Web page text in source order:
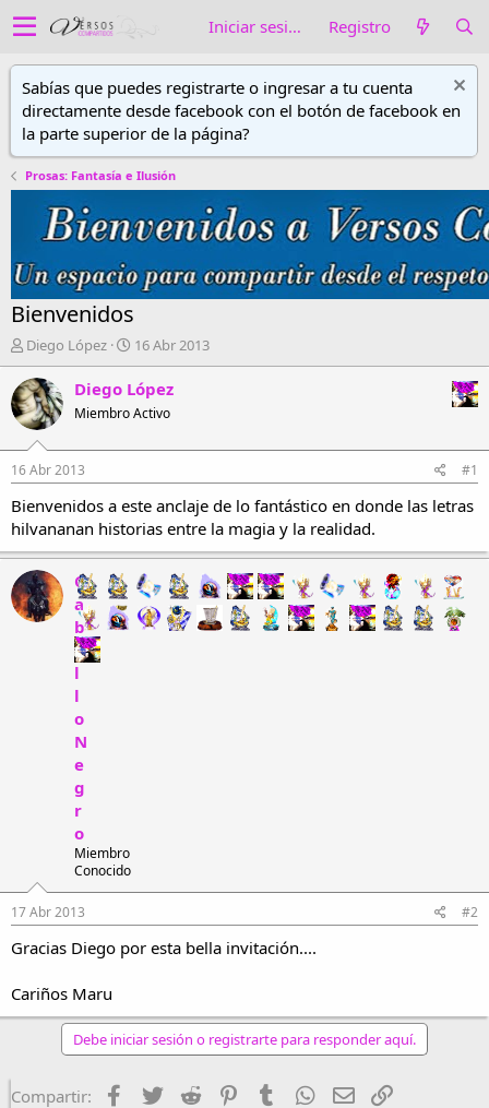
Iniciar sesión Registro
Sabías que puedes registrarte o ingresar a tu cuenta
directamente desde facebook con el botón de facebook en
la parte superior de la página?
Prosas: Fantasía e Ilusión
Bienvenidos
A
u
t
o
r
d
e
h
i
l
o
Diego López
F
e
c
a
i
n
c
i
o
16 Abr 2013
Diego López
Miembro Activo
16 Abr 2013 #1
Bienvenidos a este anclaje de lo fantástico en donde las letras
hilvananan historias entre la magia y la realidad.
C
a
b
a
l
l
o
N
e
g
r
o
Miembro
Conocido
17 Abr 2013 #2
Gracias Diego por esta bella invitación....
Cariños Maru
Debe iniciar sesión o registrarte para responder aquí.
Compartir: Facebook
TwitterReddit PinterestTumblrWhatsApp
EmailEnlace